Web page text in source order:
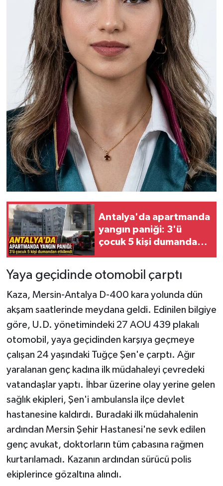
Antalya'da apartmanda
yangın paniği: 3'ü
çocuk 5 kişi dumandan
Yaya geçidinde otomobil çarptı
Kaza, Mersin-Antalya D-400 kara yolunda dün
akşam saatlerinde meydana geldi. Edinilen bilgiye
göre, U.D. yönetimindeki 27 AOU 439 plakalı
otomobil, yaya geçidinden karşıya geçmeye
çalışan 24 yaşındaki Tuğçe Şen'e çarptı. Ağır
yaralanan genç kadına ilk müdahaleyi çevredeki
vatandaşlar yaptı. İhbar üzerine olay yerine gelen
sağlık ekipleri, Şen'i ambulansla ilçe devlet
hastanesine kaldırdı. Buradaki ilk müdahalenin
ardından Mersin Şehir Hastanesi'ne sevk edilen
genç avukat, doktorların tüm çabasına rağmen
kurtarılamadı. Kazanın ardından sürücü polis
ekiplerince gözaltına alındı.